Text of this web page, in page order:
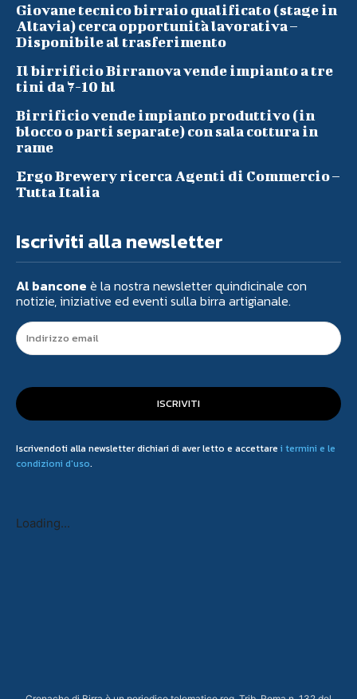
Giovane tecnico birraio qualificato (stage in
Altavia) cerca opportunità lavorativa –
Disponibile al trasferimento
Il birrificio Birranova vende impianto a tre
tini da 7-10 hl
Birrificio vende impianto produttivo (in
blocco o parti separate) con sala cottura in
rame
Ergo Brewery ricerca Agenti di Commercio –
Tutta Italia
Iscriviti alla newsletter
Al bancone è la nostra newsletter quindicinale con
notizie, iniziative ed eventi sulla birra artigianale.
ISCRIVITI
Iscrivendoti alla newsletter dichiari di aver letto e accettare i termini e le
condizioni d'uso.
Loading...